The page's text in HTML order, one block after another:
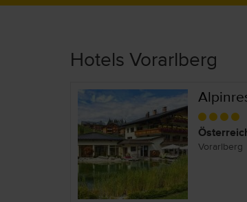
Hotels Vorarlberg
Vorarlberg